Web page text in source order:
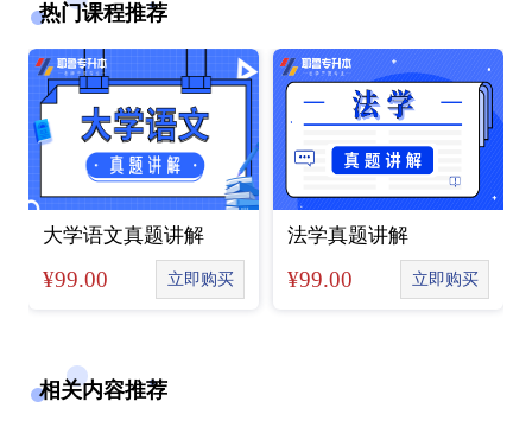
热门课程推荐
大学语文真题讲解
99.00 立即购买
法学真题讲解
99.00 立即购买
相关内容推荐